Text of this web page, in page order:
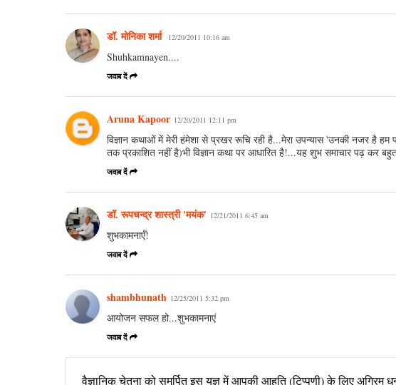
डॉ. मोनिका शर्मा 12/20/2011 10:16 am
Shuhkamnayen....
जवाब दें
Aruna Kapoor 12/20/2011 12:11 pm
विज्ञान कथाओं में मेरी हंमेशा से प्रखर रूचि रही है...मेरा उपन्यास 'उनकी नजर है
तक प्रकाशित नहीं है)भी विज्ञान कथा पर आधारित है!...यह शुभ समाचार पढ़ कर
जवाब दें
डॉ. रूपचन्द्र शास्त्री 'मयंक' 12/21/2011 6:45 am
शुभकामनाएँ!
जवाब दें
shambhunath 12/25/2011 5:32 pm
आयोजन सफल हो...शुभकामनाएं
जवाब दें
वैज्ञानिक चेतना को समर्पित इस यज्ञ में आपकी आहुति (टिप्पणी) के लिए